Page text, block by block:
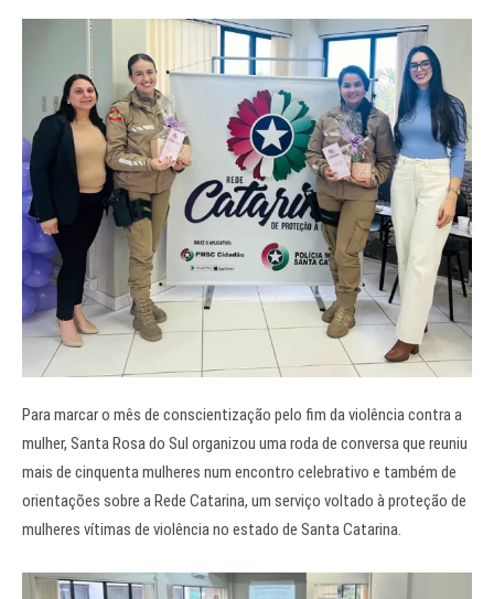
Para marcar o mês de conscientização pelo fim da violência contra a
mulher, Santa Rosa do Sul organizou uma roda de conversa que reuniu
mais de cinquenta mulheres num encontro celebrativo e também de
orientações sobre a Rede Catarina, um serviço voltado à proteção de
mulheres vítimas de violência no estado de Santa Catarina.